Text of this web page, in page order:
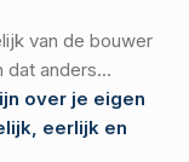
van de bouwer
anders...
over je eigen
eerlijk en